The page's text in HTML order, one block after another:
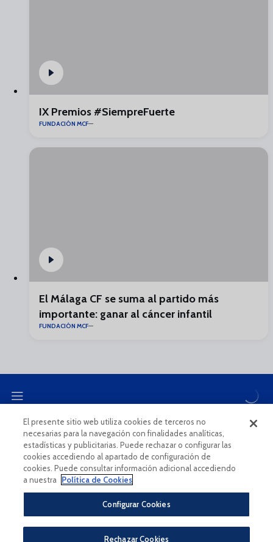
IX Premios #SiempreFuerte
FUNDACIÓN MCF
El Málaga CF se suma al partido más
importante: ganar al cáncer infantil
FUNDACIÓN MCF
CANAL ÉTICO
Política De Privacidad
El presente sitio web utiliza cookies de terceros no
necesarias para la navegación con finalidades analíticas,
estadísticas y publicitarias. Puede rechazar o configurar las
cookies accediendo al apartado de configuración de
cookies. Puede consultar información adicional accediendo
a nuestra
Política de Cookies
Configurar Cookies
Rechazar Cookies